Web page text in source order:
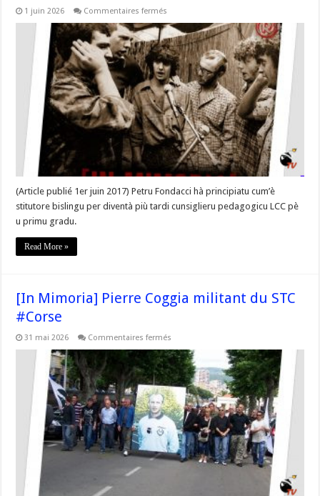
1 juin 2026 Commentaires fermés
Mimoria]
di
Petru
Fondacci,
omu
sinceru
è
militente
culturale »
–
#Corse
(Article publié 1er juin 2017) Petru Fondacci hà principiatu cum’è
stitutore bislingu per diventà più tardi cunsiglieru pedagogicu LCC pè
u primu gradu.
Read More »
[In Mimoria] Pierre Coggia militant du STC
#Corse
31 mai 2026 Commentaires fermés
Mimoria]
Pierre
Coggia
militant
du
STC
#Corse